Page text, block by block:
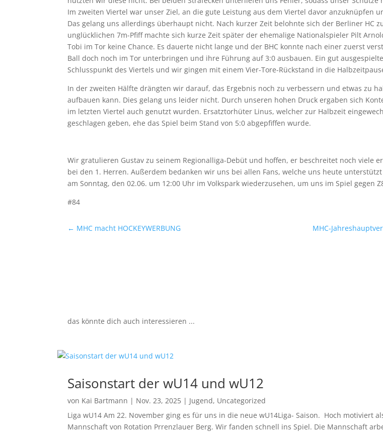
Im zweiten Viertel war unser Ziel, an die gute Leistung aus dem Viertel davor anzuknüpfen
Das gelang uns allerdings überhaupt nicht. Nach kurzer Zeit belohnte sich der Berliner HC
unglücklichen 7m-Pfiff machte sich kurze Zeit später der ehemalige Nationalspieler Pilt
Tobi im Tor keine Chance. Es dauerte nicht lange und der BHC konnte nach einer zuerst
Ball doch noch im Tor unterbringen und ihre Führung auf 3:0 ausbauen. Ein gut
Schlusspunkt des Viertels und wir gingen mit einem Vier-Tore-Rückstand in die
In der zweiten Hälfte drängten wir darauf, das Ergebnis noch zu verbessern und etwas zu
aufbauen kann. Dies gelang uns leider nicht. Durch unseren hohen Druck ergaben sich
im letzten Viertel auch genutzt wurden. Ersatztorhüter Linus, welcher zur Halbzeit
geschlagen geben, ehe das Spiel beim Stand von 5:0 abgepfiffen wurde.
Wir gratulieren Gustav zu seinem Regionalliga-Debüt und hoffen, er beschreitet noch viele
bei den 1. Herren. Außerdem bedanken wir uns bei allen Fans, welche uns heute
am Sonntag, den 02.06. um 12:00 Uhr im Volkspark wiederzusehen, um uns im Spiel gegen
#84
← MHC macht HOCKEYWERBUNG MHC-
das könnte dich auch interessieren ...
Saisonstart der wU14 und wU12
von Kai Bartmann | Nov. 23, 2025 | Jugend, Uncategorized
Liga wU14 Am 22. November ging es für uns in die neue wU14Liga- Saison. Hoch motiviert
Mannschaft von Rotation Prrenzlauer Berg. Wir fanden schnell ins Spiel. Die Mannschaft